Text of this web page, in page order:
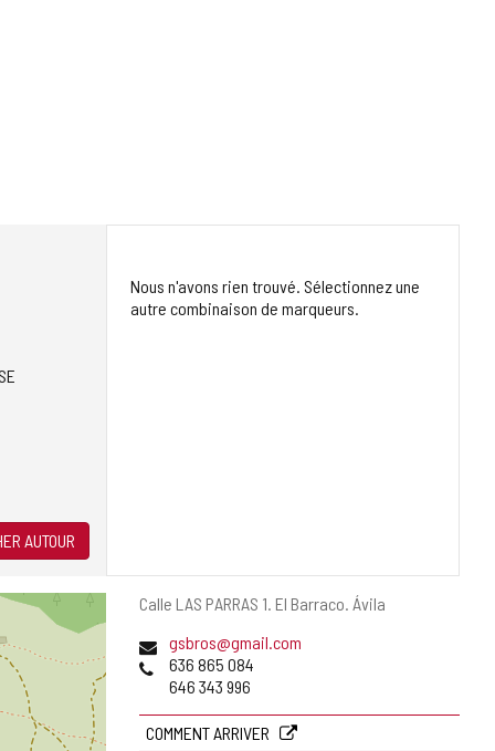
Adresse
Calle LAS PARRAS 1. El Barraco. Ávila
Adresse
de
courrier
gsbros@gmail.com
Téléphones
636 865 084
646 343 996
COMMENT ARRIVER
AUTOUR
Nous n'avons rien trouvé. Sélectionnez une
autre combinaison de marqueurs.